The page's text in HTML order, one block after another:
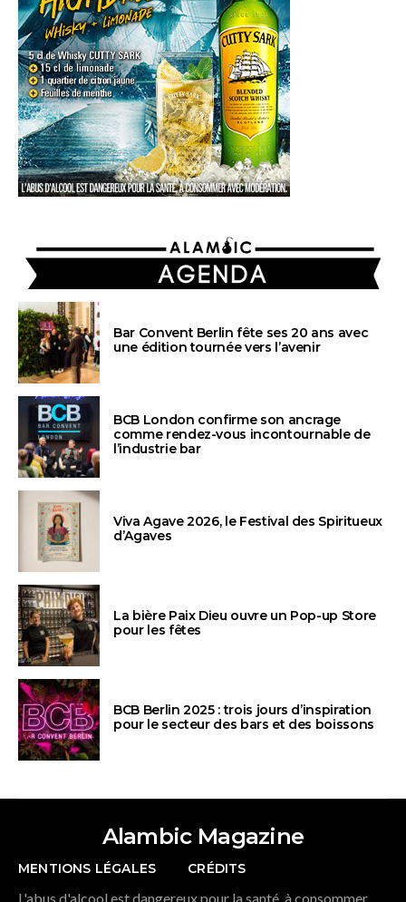
AGENDA
Bar Convent Berlin fête ses 20 ans avec
une édition tournée vers l’avenir
BCB London confirme son ancrage
comme rendez-vous incontournable de
l’industrie bar
Viva Agave 2026, le Festival des Spiritueux
d’Agaves
La bière Paix Dieu ouvre un Pop-up Store
pour les fêtes
BCB Berlin 2025 : trois jours d’inspiration
pour le secteur des bars et des boissons
Alambic Magazine
MENTIONS LÉGALES CRÉDITS
L'abus d'alcool est dangereux pour la santé, à consommer